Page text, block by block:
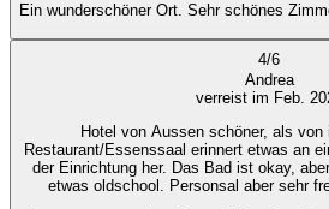
Ein wunderschöner Ort. Sehr schönes
4/6
Andrea
verreist im Feb.
Hotel von Aussen schöner, als von
Restaurant/Essenssaal erinnert etwas an
der Einrichtung her. Das Bad ist okay,
etwas oldschool. Personsal aber sehr